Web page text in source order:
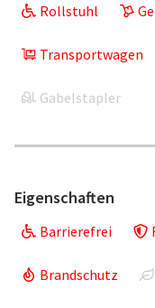
Rollstuhl
Transportwagen
Gabelstapler
Eigenschaften
Barrierefrei
Brandschutz